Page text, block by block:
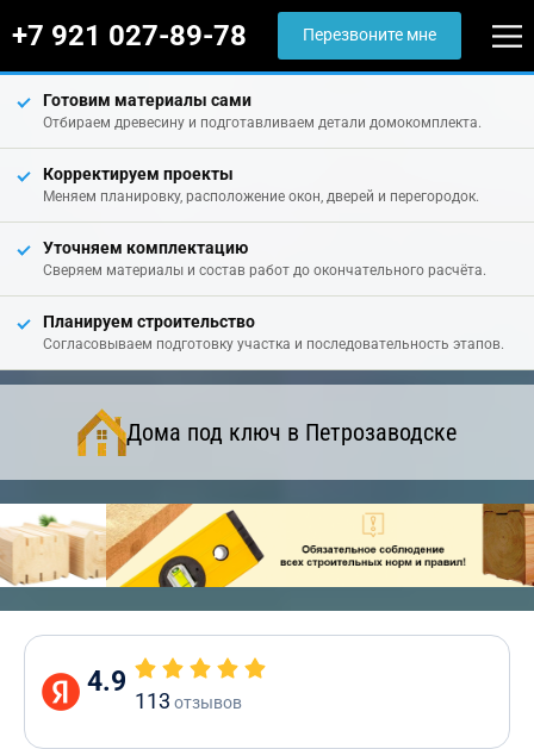
+7 921 027-89-78 Перезвоните мне
Готовим материалы сами
Отбираем древесину и подготавливаем детали домокомплекта.
Корректируем проекты
Меняем планировку, расположение окон, дверей и перегородок.
Уточняем комплектацию
Сверяем материалы и состав работ до окончательного расчёта.
Планируем строительство
Согласовываем подготовку участка и последовательность этапов.
Дома под ключ в Петрозаводске
4.9
113 отзывов